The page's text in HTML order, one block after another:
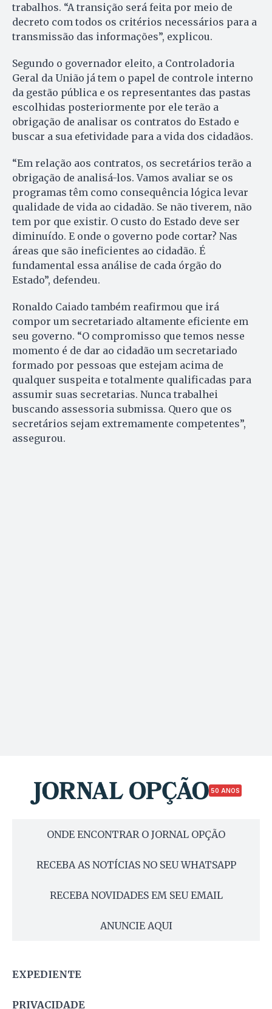
trabalhos. “A transição será feita por meio de
decreto com todos os critérios necessários para a
transmissão das informações”, explicou.
Segundo o governador eleito, a Controladoria
Geral da União já tem o papel de controle interno
da gestão pública e os representantes das pastas
escolhidas posteriormente por ele terão a
obrigação de analisar os contratos do Estado e
buscar a sua efetividade para a vida dos cidadãos.
“Em relação aos contratos, os secretários terão a
obrigação de analisá-los. Vamos avaliar se os
programas têm como consequência lógica levar
qualidade de vida ao cidadão. Se não tiverem, não
tem por que existir. O custo do Estado deve ser
diminuído. E onde o governo pode cortar? Nas
áreas que são ineficientes ao cidadão. É
fundamental essa análise de cada órgão do
Estado”, defendeu.
Ronaldo Caiado também reafirmou que irá
compor um secretariado altamente eficiente em
seu governo. “O compromisso que temos nesse
momento é de dar ao cidadão um secretariado
formado por pessoas que estejam acima de
qualquer suspeita e totalmente qualificadas para
assumir suas secretarias. Nunca trabalhei
buscando assessoria submissa. Quero que os
secretários sejam extremamente competentes”,
assegurou.
50 ANOS
ONDE ENCONTRAR O JORNAL OPÇÃO
RECEBA AS NOTÍCIAS NO SEU WHATSAPP
RECEBA NOVIDADES EM SEU EMAIL
ANUNCIE AQUI
EXPEDIENTE
PRIVACIDADE